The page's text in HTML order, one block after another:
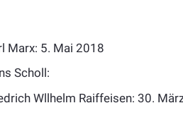
Marx: 5. Mai 2018
Scholl:
Wllhelm Raiffeisen: 30.